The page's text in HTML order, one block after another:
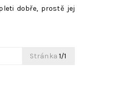
dobře, prostě jej
Stránka 1/1